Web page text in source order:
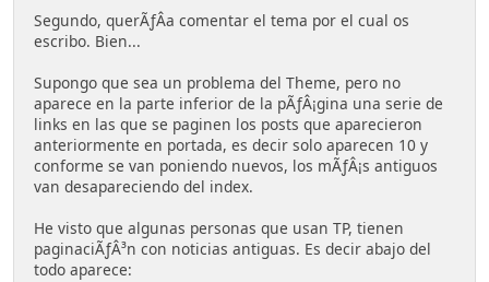
Segundo, querÃƒÂ­a comentar el tema por el cual os
escribo. Bien...
Supongo que sea un problema del Theme, pero no
aparece en la parte inferior de la pÃƒÂ¡gina una serie de
links en las que se paginen los posts que aparecieron
anteriormente en portada, es decir solo aparecen 10 y
conforme se van poniendo nuevos, los mÃƒÂ¡s antiguos
van desapareciendo del index.
He visto que algunas personas que usan TP, tienen
paginaciÃƒÂ³n con noticias antiguas. Es decir abajo del
todo aparece: